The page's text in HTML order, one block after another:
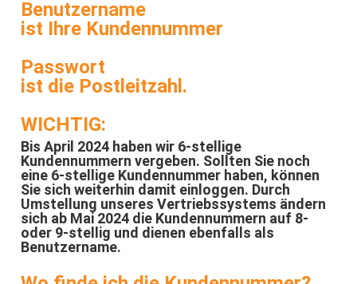
Benutzername
ist Ihre Kundennummer
Passwort
ist die Postleitzahl.
WICHTIG:
Bis April 2024 haben wir 6-stellige
Kundennummern vergeben. Sollten Sie noch
eine 6-stellige Kundennummer haben, können
Sie sich weiterhin damit einloggen. Durch
Umstellung unseres Vertriebssystems ändern
sich ab Mai 2024 die Kundennummern auf 8-
oder 9-stellig und dienen ebenfalls als
Benutzername.